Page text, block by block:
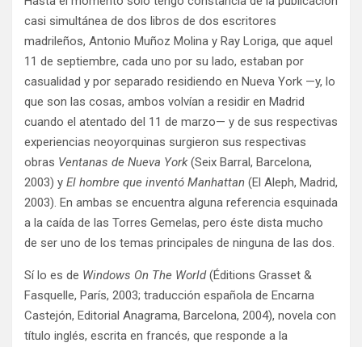
casi simultánea de dos libros de dos escritores
madrileños, Antonio Muñoz Molina y Ray Loriga, que aquel
11 de septiembre, cada uno por su lado, estaban por
casualidad y por separado residiendo en Nueva York —y, lo
que son las cosas, ambos volvían a residir en Madrid
cuando el atentado del 11 de marzo— y de sus respectivas
experiencias neoyorquinas surgieron sus respectivas
obras Ventanas de Nueva York(Seix Barral, Barcelona,
2003) y El hombre que inventó Manhattan (El Aleph, Madrid,
2003). En ambas se encuentra alguna referencia esquinada
a la caída de las Torres Gemelas, pero éste dista mucho
de ser uno de los temas principales de ninguna de las dos.
Sí lo es de Windows On The World(Éditions Grasset &
Fasquelle, París, 2003; traducción española de Encarna
Castejón, Editorial Anagrama, Barcelona, 2004), novela con
título inglés, escrita en francés, que responde a la